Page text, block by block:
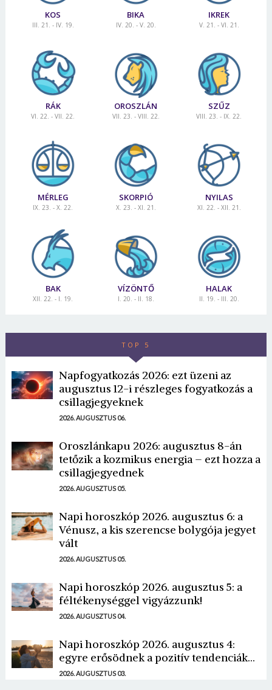
KOS
III. 21. - IV. 19.
BIKA
IV. 20. - V. 20.
IKREK
V. 21. - VI. 21.
RÁK
VI. 22. - VII. 22.
OROSZLÁN
VII. 23. - VIII. 22.
SZŰZ
VIII. 23. - IX. 22.
MÉRLEG
IX. 23. - X. 22.
SKORPIÓ
X. 23. - XI. 21.
NYILAS
XI. 22. - XII. 21.
BAK
XII. 22. - I. 19.
VÍZÖNTŐ
I. 20. - II. 18.
HALAK
II. 19. - III. 20.
TOP 5
Napfogyatkozás 2026: ezt üzeni az
augusztus 12-i részleges fogyatkozás a
csillagjegyeknek
2026. AUGUSZTUS 06.
Oroszlánkapu 2026: augusztus 8-án
tetőzik a kozmikus energia – ezt hozza a
csillagjegyednek
2026. AUGUSZTUS 05.
Napi horoszkóp 2026. augusztus 6: a
Vénusz, a kis szerencse bolygója jegyet
vált
2026. AUGUSZTUS 05.
Napi horoszkóp 2026. augusztus 5: a
féltékenységgel vigyázzunk!
2026. AUGUSZTUS 04.
Napi horoszkóp 2026. augusztus 4:
egyre erősödnek a pozitív tendenciák...
2026. AUGUSZTUS 03.